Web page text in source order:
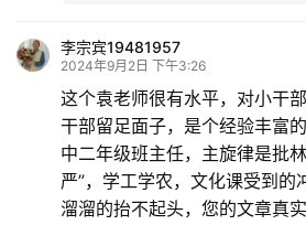
李宗宾19481957
2024年9月2日 下午3:26
这个袁老师很有水平，对小干
干部留足面子，是个经验丰富
中二年级班主任，主旋律是批
严”，学工学农，文化课受到的
溜溜的抬不起头，您的文章真